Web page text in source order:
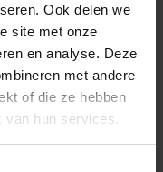
Ook delen we
site met onze
en analyse. Deze
met andere
of die ze hebben
van hun services.
voor een goede
elastische rand en
comfort. Het
op 60°c zonder
en vrouwen.